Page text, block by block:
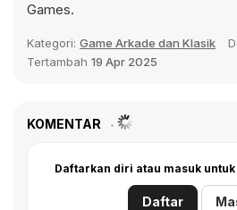
Games.
Kategori: Game Arkade dan Klasik
Tertambah 19 Apr 2025
KOMENTAR
Daftarkan diri atau masuk
Daftar